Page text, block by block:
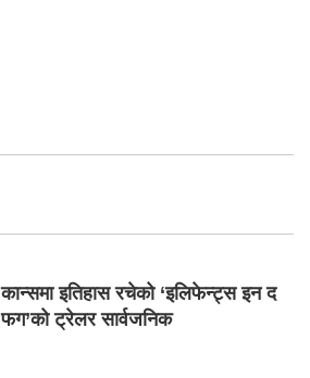
कान्समा इतिहास रचेको ‘इलिफेन्ट्स इन द
फग’को ट्रेलर सार्वजनिक